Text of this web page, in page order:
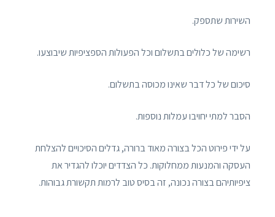
השירות שתספק.
רשימה של כלולים בתשלום וכל הפעולות הספציפיות שיבוצעו.
סיכום של כל דבר שאינו מכוסה בתשלום.
הסבר למתי יחויבו עמלות נוספות.
על ידי פירוט הכל בצורה מאוד ברורה, גדלים הסיכויים להצלחת
העסקה והמנעות ממחלוקות. כל הצדדים יוכלו להגדיר את
ציפיותיהם בצורה נכונה, זה בסיס טוב לרמות תקשורת גבוהות.